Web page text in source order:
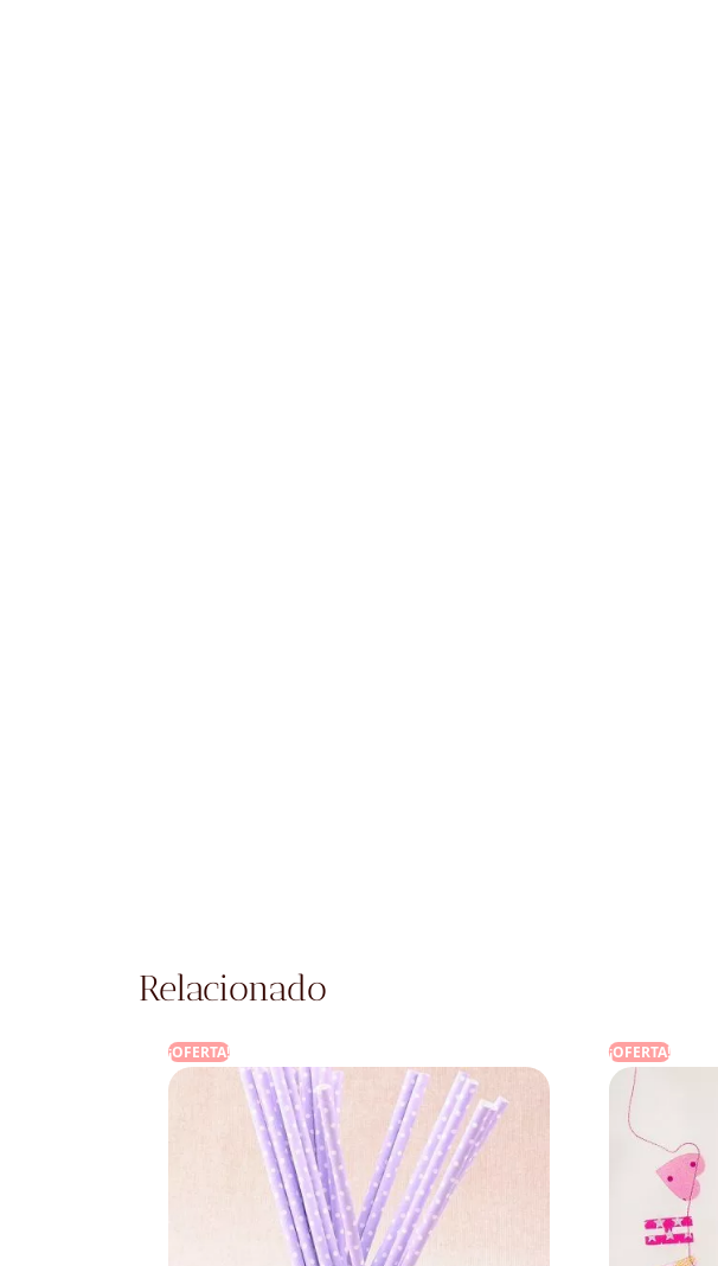
Relacionado
¡OFERTA! ¡OFERTA!